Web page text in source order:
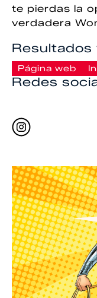
te pierdas la
verdadera
Resultados
Página web
Redes